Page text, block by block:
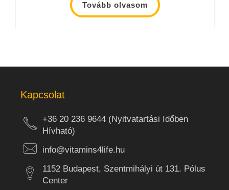
Tovább olvasom
Kapcsolat
+36 20 236 9644 (Nyitvatartási Időben
Hívható)
info@vitamins4life.hu
1152 Budapest, Szentmihályi út 131. Pólus
Center